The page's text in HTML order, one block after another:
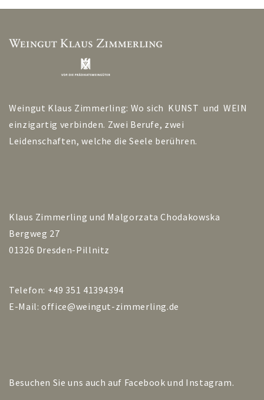
Weingut Klaus Zimmerling: Wo sich KUNST und WEIN
einzigartig verbinden. Zwei Berufe, zwei
Leidenschaften, welche die Seele berühren.
Klaus Zimmerling und Malgorzata Chodakowska
Bergweg 27
01326 Dresden-Pillnitz
Telefon: +49 351 41394394
E-Mail:office@weingut-zimmerling.de
Besuchen Sie uns auch auf Facebook und Instagram.